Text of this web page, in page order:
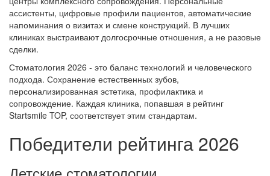
ассистенты, цифровые профили пациентов, автоматические
напоминания о визитах и смене конструкций. В лучших
клиниках выстраивают долгосрочные отношения, а не разовые
сделки.
Стоматология 2026 - это баланс технологий и человеческого
подхода. Сохранение естественных зубов,
персонализированная эстетика, профилактика и
сопровождение. Каждая клиника, попавшая в рейтинг
Startsmile TOP, соответствует этим стандартам.
Победители рейтинга 2026